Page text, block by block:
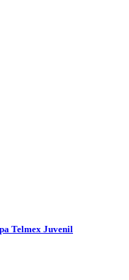
Telmex Juvenil